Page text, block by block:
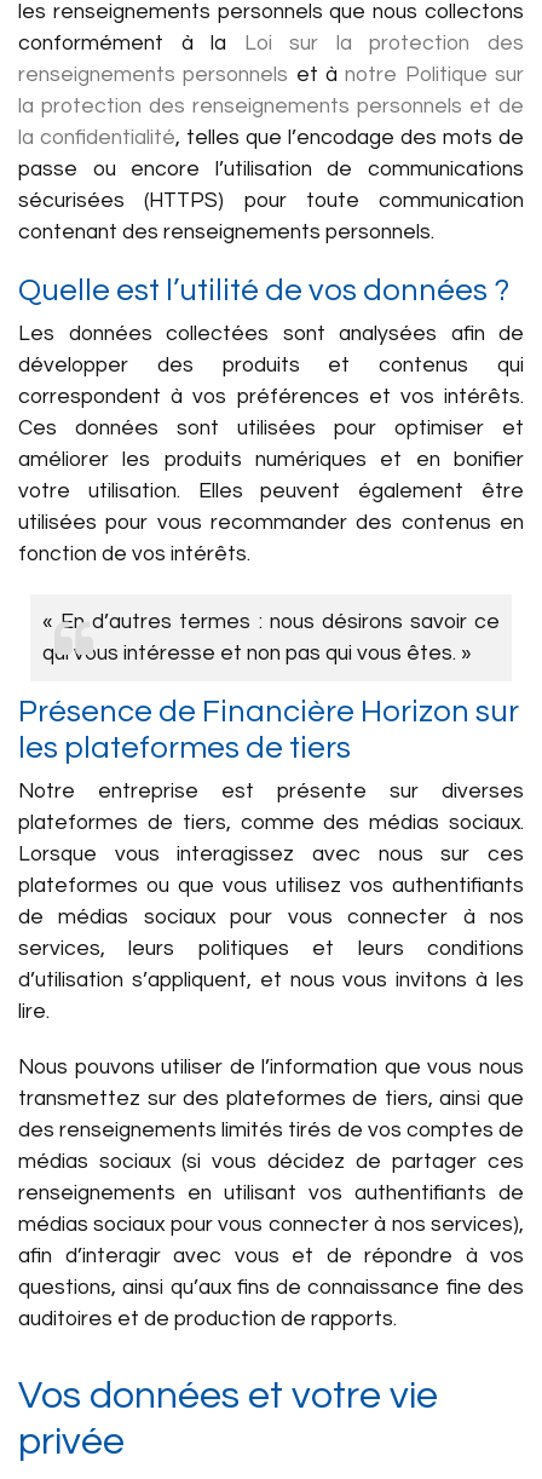
les renseignements personnels que nous collectons
conformément à la
Loi sur la protection des
renseignements personnels et ànotre Politique sur
la protection des renseignements personnels et de
la confidentialité, telles que l’encodage des mots de
passe ou encore l’utilisation de communications
sécurisées (HTTPS) pour toute communication
contenant des renseignements personnels.
Quelle est l’utilité de vos données ?
Les données collectées sont analysées afin de
développer des produits et contenus qui
correspondent à vos préférences et vos intérêts.
Ces données sont utilisées pour optimiser et
améliorer les produits numériques et en bonifier
votre utilisation. Elles peuvent également être
utilisées pour vous recommander des contenus en
fonction de vos intérêts.
« En d’autres termes : nous désirons savoir ce
qui vous intéresse et non pas qui vous êtes. »
Présence de Financière Horizon sur
les plateformes de tiers
Notre entreprise est présente sur diverses
plateformes de tiers, comme des médias sociaux.
Lorsque vous interagissez avec nous sur ces
plateformes ou que vous utilisez vos authentifiants
de médias sociaux pour vous connecter à nos
services, leurs politiques et leurs conditions
d’utilisation s’appliquent, et nous vous invitons à les
lire.
Nous pouvons utiliser de l’information que vous nous
transmettez sur des plateformes de tiers, ainsi que
des renseignements limités tirés de vos comptes de
médias sociaux (si vous décidez de partager ces
renseignements en utilisant vos authentifiants de
médias sociaux pour vous connecter à nos services),
afin d’interagir avec vous et de répondre à vos
questions, ainsi qu’aux fins de connaissance fine des
auditoires et de production de rapports.
Vos données et votre vie
privée